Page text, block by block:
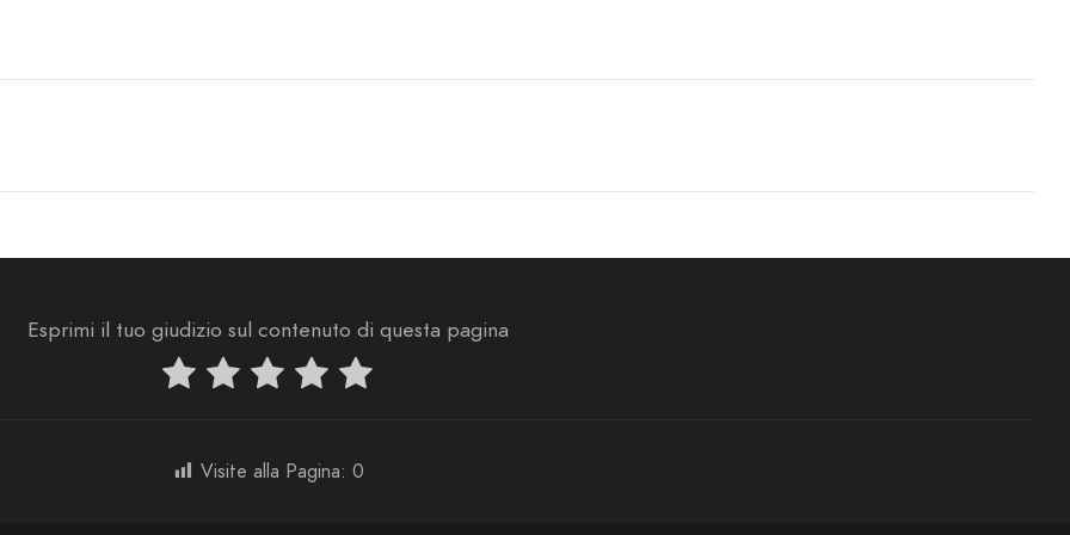
Esprimi il tuo giudizio sul contenuto di questa pagina
Visite alla Pagina: 0